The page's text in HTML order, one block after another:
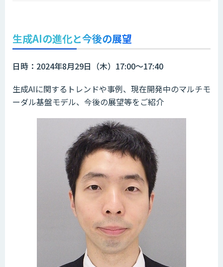
生成AIの進化と今後の展望
日時：2024年8月29日（木）17:00～17:40
生成AIに関するトレンドや事例、現在開発中のマルチモ
ーダル基盤モデル、今後の展望等をご紹介